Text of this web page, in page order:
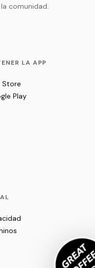
comunidad.
LA APP
Store
Play